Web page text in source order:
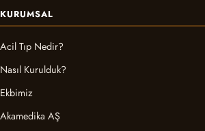
KURUMSAL
Acil Tıp Nedir?
Nasıl Kurulduk?
Ekbimiz
Akamedika AŞ